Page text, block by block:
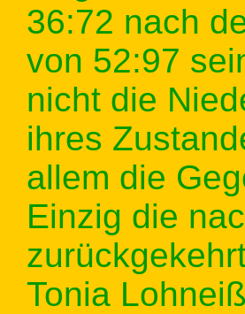
36:72 nach
von 52:97
nicht die
ihres
allem die
Einzig die
Tonia